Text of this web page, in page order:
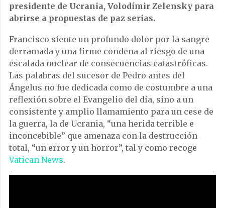
presidente de Ucrania, Volodímir Zelensky para
abrirse a propuestas de paz serias.
Francisco siente un profundo dolor por la sangre
derramada y una firme condena al riesgo de una
escalada nuclear de consecuencias catastróficas.
Las palabras del sucesor de Pedro antes del
Ángelus no fue dedicada como de costumbre a una
reflexión sobre el Evangelio del día, sino a un
consistente y amplio llamamiento para un cese de
la guerra, la de Ucrania, “una herida terrible e
inconcebible” que amenaza con la destrucción
total, “un error y un horror”, tal y como recoge
Vatican News.